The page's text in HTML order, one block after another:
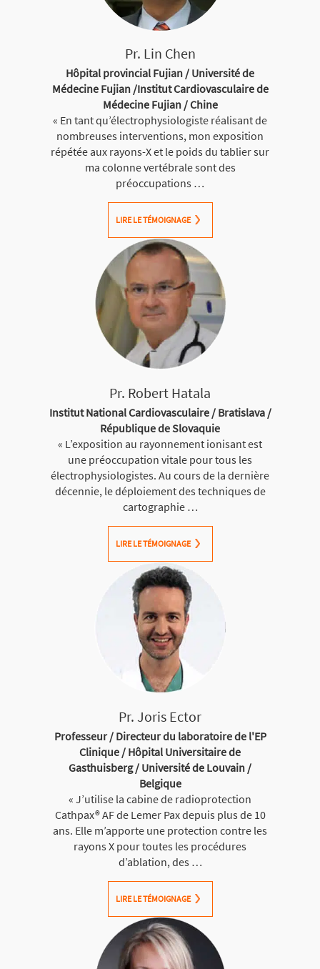
Pr. Lin Chen
Hôpital provincial Fujian / Université de
Médecine Fujian /Institut Cardiovasculaire de
Médecine Fujian / Chine
« En tant qu’électrophysiologiste réalisant de
nombreuses interventions, mon exposition
répétée aux rayons-X et le poids du tablier sur
ma colonne vertébrale sont des
préoccupations …
LIRE LE TÉMOIGNAGE
Pr. Robert Hatala
Institut National Cardiovasculaire / Bratislava /
République de Slovaquie
« L’exposition au rayonnement ionisant est
une préoccupation vitale pour tous les
électrophysiologistes. Au cours de la dernière
décennie, le déploiement des techniques de
cartographie …
LIRE LE TÉMOIGNAGE
Pr. Joris Ector
Professeur / Directeur du laboratoire de l'EP
Clinique / Hôpital Universitaire de
Gasthuisberg / Université de Louvain /
Belgique
« J’utilise la cabine de radioprotection
Cathpax® AF de Lemer Pax depuis plus de 10
ans. Elle m’apporte une protection contre les
rayons X pour toutes les procédures
d’ablation, des …
LIRE LE TÉMOIGNAGE